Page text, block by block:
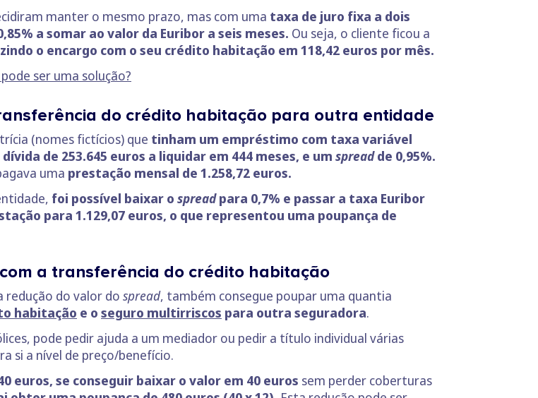
manter o mesmo prazo, mas com uma taxa de juro fixa a dois
a somar ao valor da Euribor a seis meses. Ou seja, o cliente ficou a
o encargo com o seu crédito habitação em 118,42 euros por mês.
ser uma solução?
do crédito habitação para outra entidade
(nomes fictícios) que tinham um empréstimo com taxa variável
de 253.645 euros a liquidar em 444 meses, e um spreadde 0,95%.
uma prestação mensal de 1.258,72 euros.
foi possível baixar o spreadpara 0,7% e passar a taxa Euribor
para 1.129,07 euros, o que representou uma poupança de
a transferência do crédito habitação
redução do valor do spread, também consegue poupar uma quantia
habitação e o seguro multirriscos para outra seguradora.
pode pedir ajuda a um mediador ou pedir a título individual várias
si a nível de preço/benefício.
euros, se conseguir baixar o valor em 40 euros sem perder coberturas